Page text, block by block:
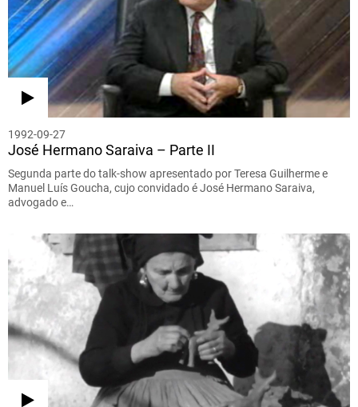
1992-09-27
José Hermano Saraiva – Parte II
Segunda parte do talk-show apresentado por Teresa Guilherme e
Manuel Luís Goucha, cujo convidado é José Hermano Saraiva,
advogado e…